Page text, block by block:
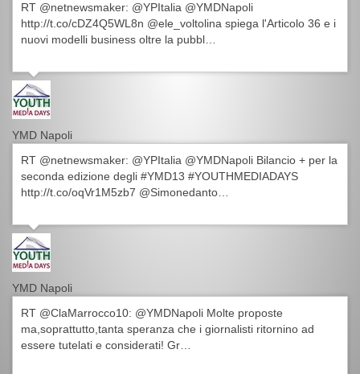
RT @netnewsmaker: @YPItalia @YMDNapoli
http://t.co/cDZ4Q5WL8n @ele_voltolina spiega l'Articolo 36 e i
nuovi modelli business oltre la pubbl…
YMD Napoli
RT @netnewsmaker: @YPItalia @YMDNapoli Bilancio + per la
seconda edizione degli #YMD13 #YOUTHMEDIADAYS
http://t.co/oqVr1M5zb7 @Simonedanto…
YMD Napoli
RT @ClaMarrocco10: @YMDNapoli Molte proposte
ma,soprattutto,tanta speranza che i giornalisti ritornino ad
essere tutelati e considerati! Gr…